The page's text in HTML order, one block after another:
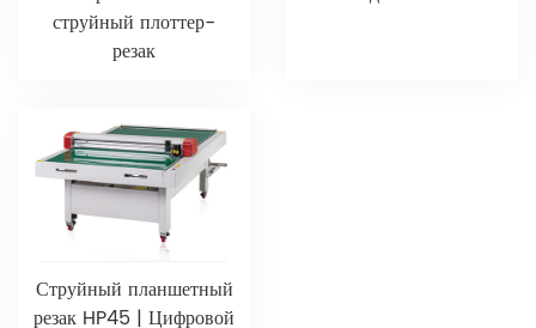
струйный плоттер-
резак
Струйный планшетный
резак HP45 | Цифровой